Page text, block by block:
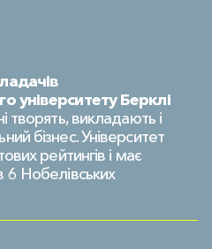
університету Берклі
творять, викладають і
бізнес. Університет
рейтингів і має
6 Нобелівських